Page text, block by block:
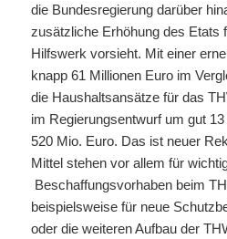
die Bundesregierung darüber
zusätzliche Erhöhung des Etats
Hilfswerk vorsieht. Mit einer
knapp 61 Millionen Euro im
die Haushaltsansätze für das
im Regierungsentwurf um gut
520 Mio. Euro. Das ist neuer
Mittel stehen vor allem für
Beschaffungsvorhaben beim
beispielsweise für neue
oder die weiteren Aufbau der